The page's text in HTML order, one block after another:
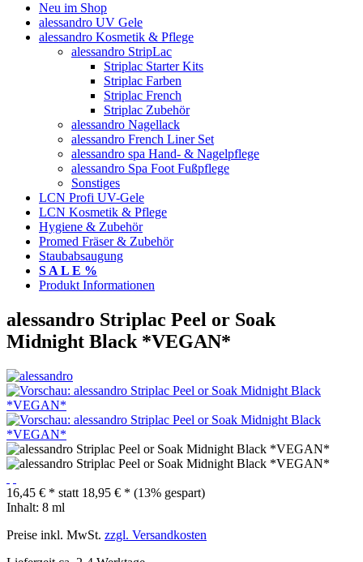
Neu im Shop
alessandro UV Gele
alessandro Kosmetik & Pflege
alessandro StripLac
Striplac Starter Kits
Striplac Farben
Striplac French
Striplac Zubehör
alessandro Nagellack
alessandro French Liner Set
alessandro spa Hand- & Nagelpflege
alessandro Spa Foot Fußpflege
Sonstiges
LCN Profi UV-Gele
LCN Kosmetik & Pflege
Hygiene & Zubehör
Promed Fräser & Zubehör
Staubabsaugung
S A L E %
Produkt Informationen
alessandro Striplac Peel or Soak
Midnight Black *VEGAN*
16,45 € * statt 18,95 € * (13% gespart)
Inhalt: 8 ml
Preise inkl. MwSt. zzgl. Versandkosten